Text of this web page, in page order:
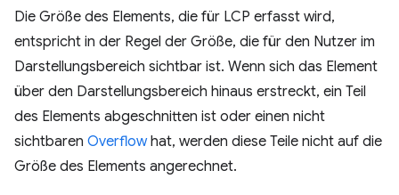
Die Größe des Elements, die für LCP erfasst wird,
entspricht in der Regel der Größe, die für den Nutzer im
Darstellungsbereich sichtbar ist. Wenn sich das Element
über den Darstellungsbereich hinaus erstreckt, ein Teil
des Elements abgeschnitten ist oder einen nicht
sichtbaren Overflowhat, werden diese Teile nicht auf die
Größe des Elements angerechnet.